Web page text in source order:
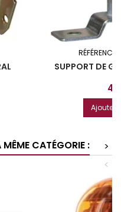
RÉFÉRENCE:
SUPPORT DE
Prix
Ajouter
CATÉGORIE :
>
<